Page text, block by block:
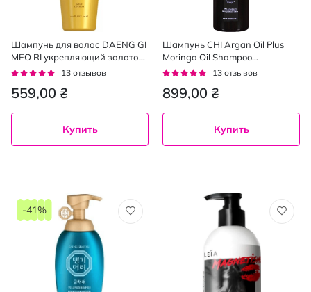
Шампунь для волос DAENG GI
MEO RI укрепляющий золотой,
500 мл
Рейтинг:
13 отзывов
559,00 ₴
Купить
Шампунь CHI Argan Oil Plus
Moringa Oil Shampoo
питательный для сухих или
Рейтинг:
13 отзывов
899,00 ₴
Купить
-41%